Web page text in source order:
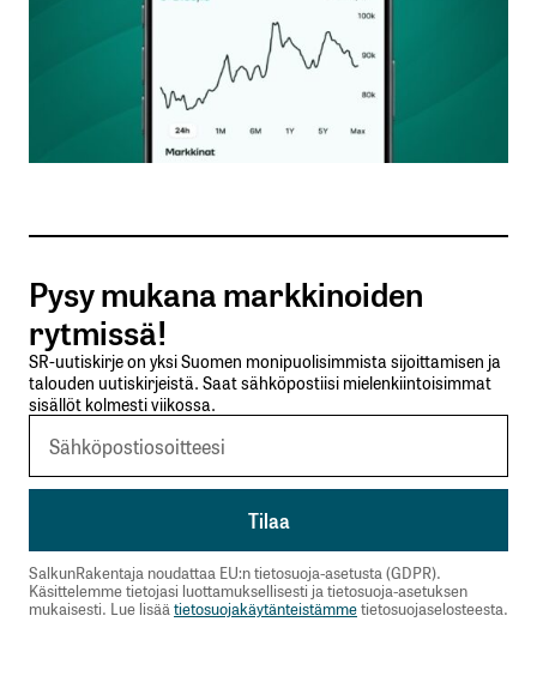
Nimesi tai nimimerkkisi
Sähköpostiosoitteesi
Tilaa SalkunRakentajan uutiskirje
Lähetä kommentti
Pysy mukana markkinoiden
rytmissä!
SR-uutiskirje on yksi Suomen monipuolisimmista sijoittamisen ja
talouden uutiskirjeistä. Saat sähköpostiisi mielenkiintoisimmat
sisällöt kolmesti viikossa.
SalkunRakentaja noudattaa EU:n tietosuoja-asetusta (GDPR).
Käsittelemme tietojasi luottamuksellisesti ja tietosuoja-asetuksen
mukaisesti. Lue lisää tietosuojakäytänteistämmetietosuojaselosteesta.